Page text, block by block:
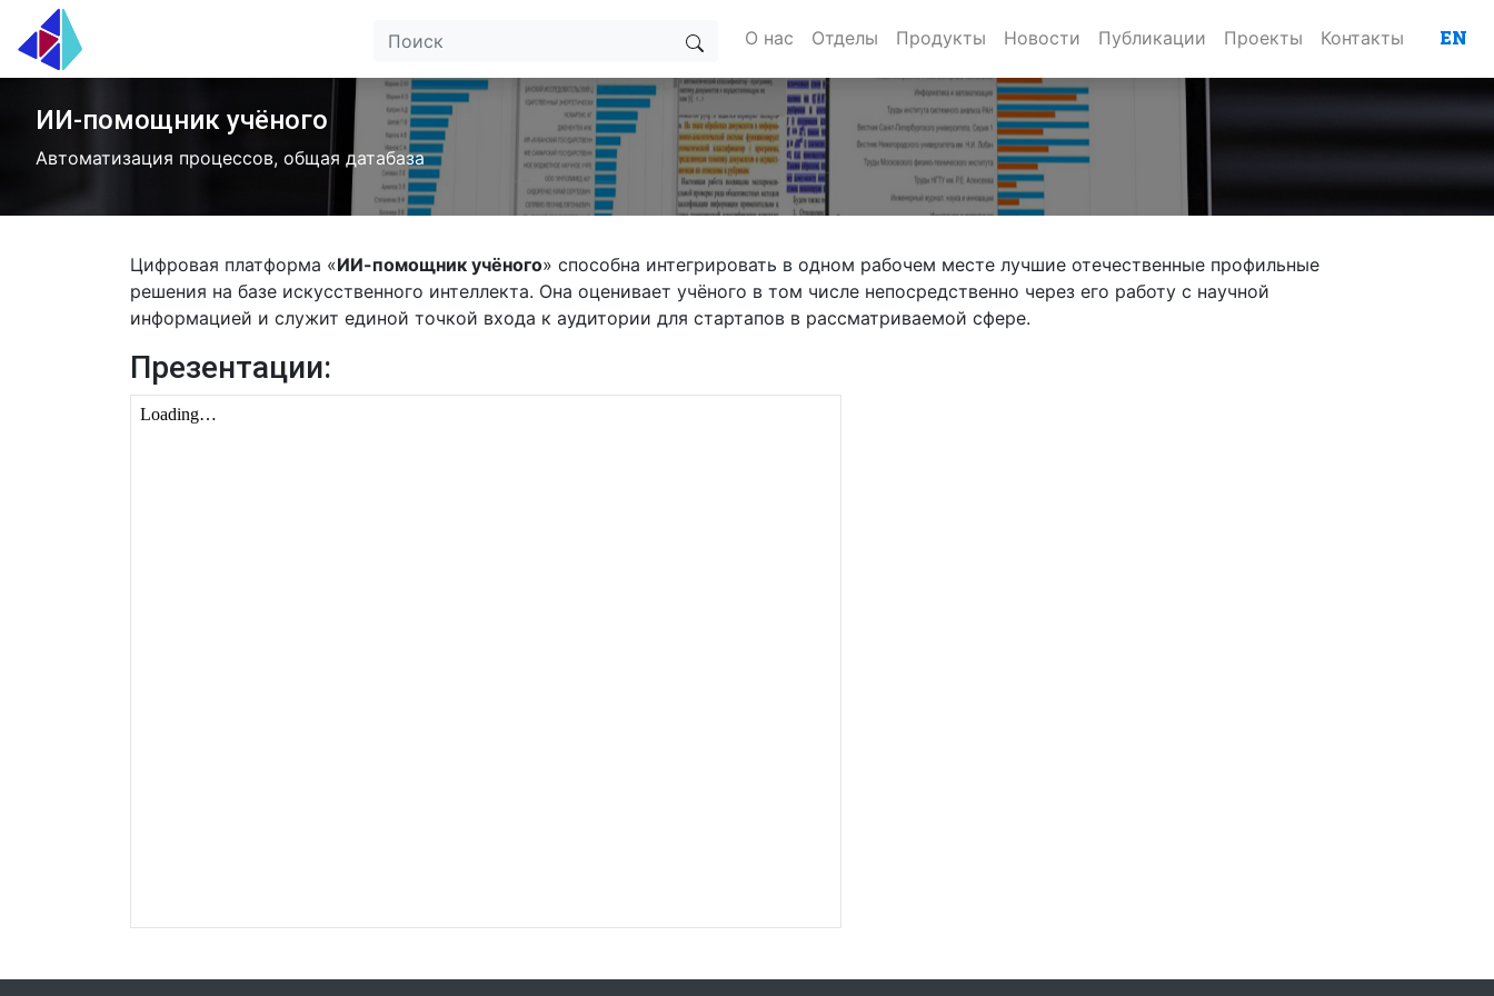
О нас Отделы Продукты Новости Публикации Проекты Контакты EN
ИИ-помощник учёного
Автоматизация процессов, общая датабаза
Цифровая платформа «ИИ-помощник учёного» способна интегрировать в одном рабочем месте лучшие отечественные профильные
решения на базе искусственного интеллекта. Она оценивает учёного в том числе непосредственно через его работу с научной
информацией и служит единой точкой входа к аудитории для стартапов в рассматриваемой сфере.
Презентации: